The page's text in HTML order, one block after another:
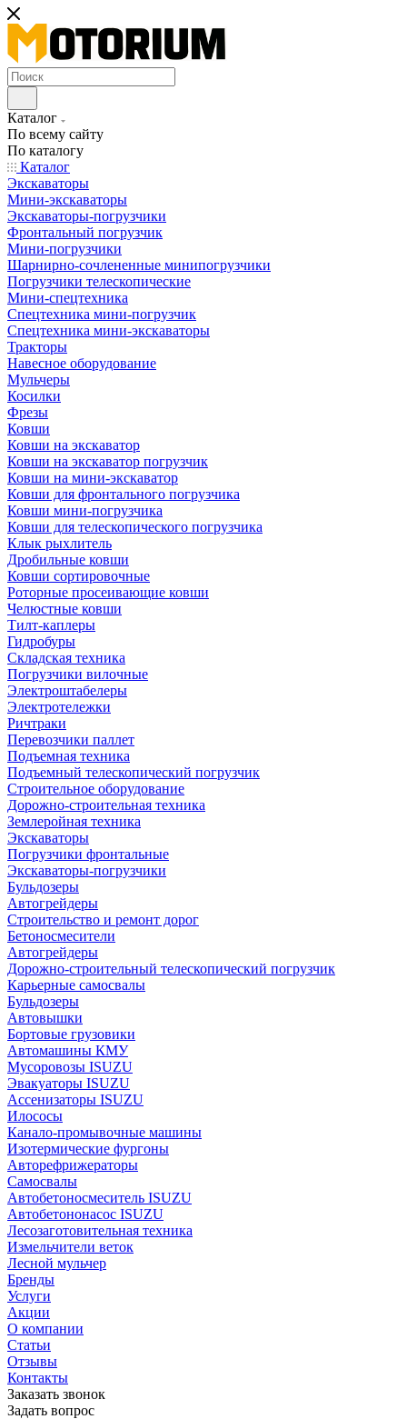
Каталог
По всему сайту
По каталогу
Каталог
Экскаваторы
Мини-экскаваторы
Экскаваторы-погрузчики
Фронтальный погрузчик
Мини-погрузчики
Шарнирно-сочлененные минипогрузчики
Погрузчики телескопические
Мини-спецтехника
Спецтехника мини-погрузчик
Спецтехника мини-экскаваторы
Тракторы
Навесное оборудование
Мульчеры
Косилки
Фрезы
Ковши
Ковши на экскаватор
Ковши на экскаватор погрузчик
Ковши на мини-экскаватор
Ковши для фронтального погрузчика
Ковши мини-погрузчика
Ковши для телескопического погрузчика
Клык рыхлитель
Дробильные ковши
Ковши сортировочные
Роторные просеивающие ковши
Челюстные ковши
Тилт-каплеры
Гидробуры
Складская техника
Погрузчики вилочные
Электроштабелеры
Электротележки
Ричтраки
Перевозчики паллет
Подъемная техника
Подъемный телескопический погрузчик
Строительное оборудование
Дорожно-строительная техника
Землеройная техника
Экскаваторы
Погрузчики фронтальные
Экскаваторы-погрузчики
Бульдозеры
Автогрейдеры
Строительство и ремонт дорог
Бетоносмесители
Автогрейдеры
Дорожно-строительный телескопический погрузчик
Карьерные самосвалы
Бульдозеры
Автовышки
Бортовые грузовики
Автомашины КМУ
Мусоровозы ISUZU
Эвакуаторы ISUZU
Ассенизаторы ISUZU
Илососы
Канало-промывочные машины
Изотермические фургоны
Авторефрижераторы
Самосвалы
Автобетоносмеситель ISUZU
Автобетононасос ISUZU
Лесозаготовительная техника
Измельчители веток
Лесной мульчер
Бренды
Услуги
Акции
О компании
Статьи
Отзывы
Контакты
Заказать звонок
Задать вопрос